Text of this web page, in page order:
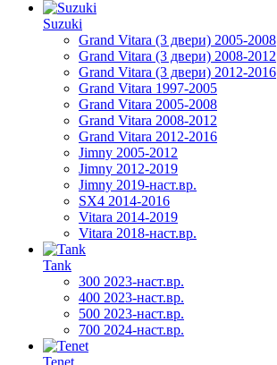
Suzuki
Grand Vitara (3 двери) 2005-2008
Grand Vitara (3 двери) 2008-2012
Grand Vitara (3 двери) 2012-2016
Grand Vitara 1997-2005
Grand Vitara 2005-2008
Grand Vitara 2008-2012
Grand Vitara 2012-2016
Jimny 2005-2012
Jimny 2012-2019
Jimny 2019-наст.вр.
SX4 2014-2016
Vitara 2014-2019
Vitara 2018-наст.вр.
Tank
300 2023-наст.вр.
400 2023-наст.вр.
500 2023-наст.вр.
700 2024-наст.вр.
Tenet